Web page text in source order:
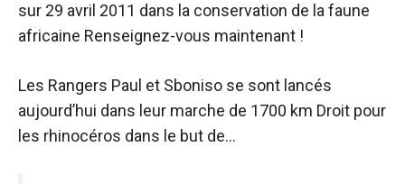
sur 29 avril 2011 dans la conservation de la faune
africaine Renseignez-vous maintenant !
Les Rangers Paul et Sboniso se sont lancés
aujourd’hui dans leur marche de 1700 km Droit pour
les rhinocéros dans le but de…